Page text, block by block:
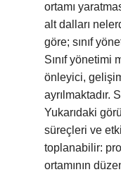
ortamı
alt dalları
göre; sınıf
Sınıf yönetimi
önleyici,
ayrılmaktadır.
Yukarıdaki
süreçleri ve
toplanabilir:
ortamının